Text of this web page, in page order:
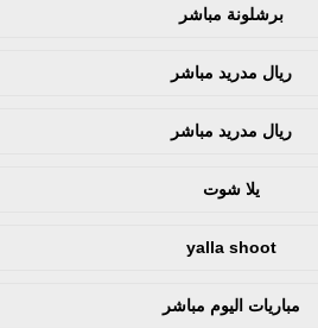
برشلونة مباشر
ريال مدريد مباشر
ريال مدريد مباشر
يلا شوت
yalla shoot
مباريات اليوم مباشر